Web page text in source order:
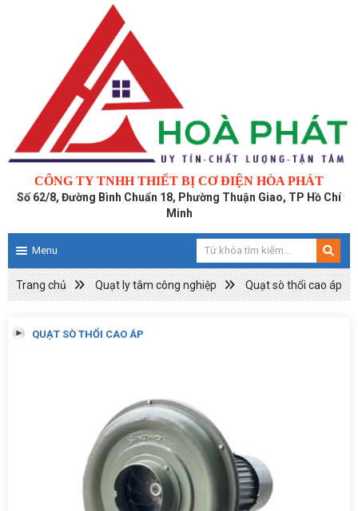
CÔNG TY TNHH THIẾT BỊ CƠ ĐIỆN HÒA PHÁT
Số 62/8, Đường Bình Chuẩn 18, Phường Thuận Giao, TP Hồ Chí
Minh
Menu
Trang chủ Quạt ly tâm công nghiệp Quạt sò thổi cao áp
QUẠT SÒ THỔI CAO ÁP